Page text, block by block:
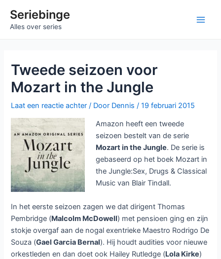
naarSeriebinge
Alles over series
Tweede seizoen voor
Mozart in the Jungle
Laat een reactie achter / Door Dennis/19 februari 2015
Amazon heeft een tweede
seizoen bestelt van de serie
Mozart in the Jungle. De serie is
gebaseerd op het boek Mozart in
the Jungle:Sex, Drugs & Classical
Music van Blair Tindall.
In het eerste seizoen zagen we dat dirigent Thomas
Pembridge (Malcolm McDowell) met pensioen ging en zijn
stokje overgaf aan de nogal exentrieke Maestro Rodrigo De
Souza (Gael Garcia Bernal). Hij houdt audities voor nieuwe
orkestleden en dan doet ook Hailey Rutledge (Lola Kirke)